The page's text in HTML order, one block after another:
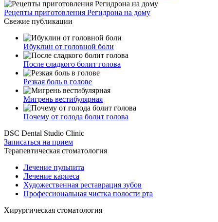
Рецепты приготовления Регидрона на дому
Свежие публикации
Ибуклин от головной боли
После сладкого болит голова
Резкая боль в голове
Мигрень вестибулярная
Почему от голода болит голова
DSC Dental Studio Clinic
Записаться на прием
Терапевтическая стоматология
Лечение пульпита
Лечение кариеса
Художественная реставрация зубов
Профессиональная чистка полости рта
Хирургическая стоматология